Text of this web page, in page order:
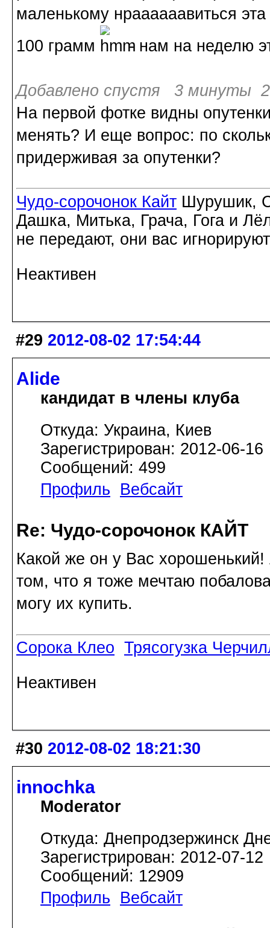
маленькому нраааааавиться
100 грамм
- нам на неделю
Добавлено спустя 3 минуты
На первой фотке видны
менять? И еще вопрос: по
придерживая за опутенки?
Чудо-сорочонок Кайт Шурушик,
Дашка, Митька, Грача, Гога и
не передают, они вас игнорируют
Неактивен
#29 2012-08-02 17:54:44
Alide
кандидат в члены клуба
Откуда: Украина, Киев
Зарегистрирован: 2012-06-16
Сообщений: 499
Профиль
Вебсайт
Re: Чудо-сорочонок КАЙТ
Какой же он у Вас
том, что я тоже мечтаю
могу их купить.
Сорока Клео Трясогузка
Неактивен
#30 2012-08-02 18:21:30
innochka
Moderator
Откуда: Днепродзержинск
Зарегистрирован: 2012-07-12
Сообщений: 12909
Профиль
Вебсайт